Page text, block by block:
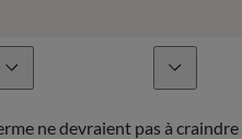
ne devraient pas à